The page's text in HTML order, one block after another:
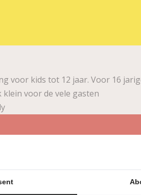
voor kids tot 12 jaar. Voor 16
klein voor de vele gasten